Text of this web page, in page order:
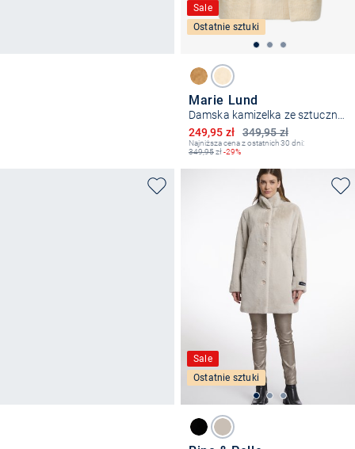
Sale
Ostatnie sztuki
Marie Lund
349,95 zł
Obniżona cena
249,95 zł
Najniższa cena z ostatnich 30 dni:
349,95zł-29%
Sale
Ostatnie sztuki